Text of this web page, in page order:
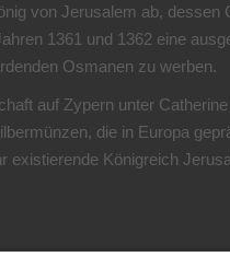
von Jerusalem ab, dessen
1361 und 1362 eine
Osmanen zu werben.
auf Zypern unter
die in Europa
Königreich